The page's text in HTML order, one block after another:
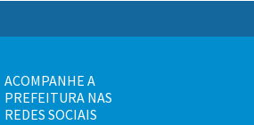
ACOMPANHE A
PREFEITURA NAS
REDES SOCIAIS